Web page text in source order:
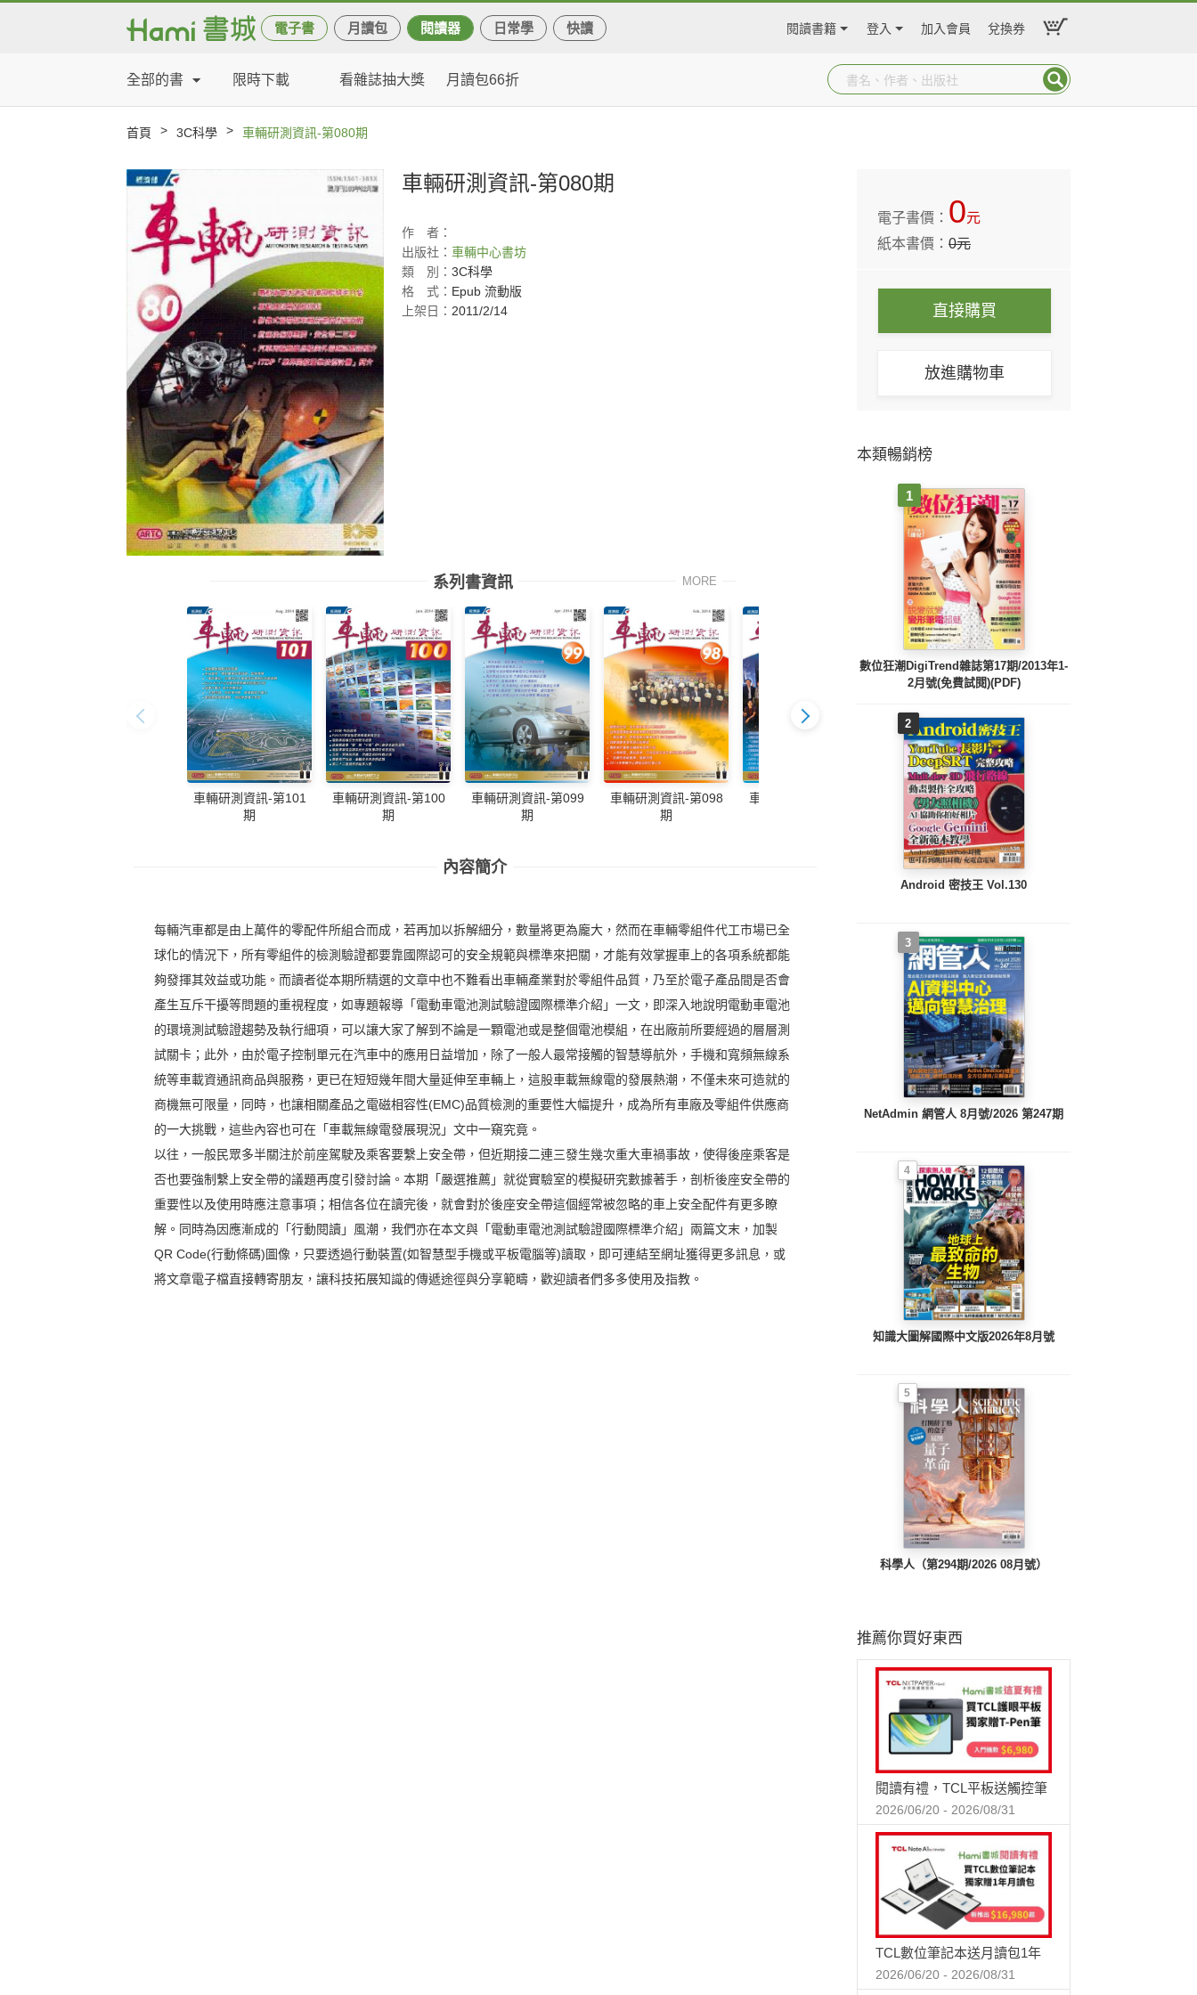
電子書 月讀包 閱讀器 日常學 快讀 閱讀書籍 登入 加入會員 兌換券
全部的書 限時下載 看雜誌抽大獎 月讀包66折
首頁 > 3C科學 > 車輛研測資訊-第080期
車輛研測資訊-第080期
作
者：
出版社： 車輛中心書坊
類
別： 3C科學
格
式： Epub 流動版
上架日： 2011/2/14
系列書資訊 MORE
車輛研測資訊-第101
期
車輛研測資訊-第100
期
車輛研測資訊-第099
期
車輛研測資訊-第098
期
車輛研測資訊-第097
車輛研測資訊-第096
期
內容簡介
每輛汽車都是由上萬件的零配件所組合而成，若再加以拆解細分，數量將更為龐大，然而在車輛零組件代工市場已全
球化的情況下，所有零組件的檢測驗證都要靠國際認可的安全規範與標準來把關，才能有效掌握車上的各項系統都能
夠發揮其效益或功能。而讀者從本期所精選的文章中也不難看出車輛產業對於零組件品質，乃至於電子產品間是否會
產生互斥干擾等問題的重視程度，如專題報導「電動車電池測試驗證國際標準介紹」一文，即深入地說明電動車電池
的環境測試驗證趨勢及執行細項，可以讓大家了解到不論是一顆電池或是整個電池模組，在出廠前所要經過的層層測
試關卡；此外，由於電子控制單元在汽車中的應用日益增加，除了一般人最常接觸的智慧導航外，手機和寬頻無線系
統等車載資通訊商品與服務，更已在短短幾年間大量延伸至車輛上，這股車載無線電的發展熱潮，不僅未來可造就的
商機無可限量，同時，也讓相關產品之電磁相容性(EMC)品質檢測的重要性大幅提升，成為所有車廠及零組件供應商
的一大挑戰，這些內容也可在「車載無線電發展現況」文中一窺究竟。
以往，一般民眾多半關注於前座駕駛及乘客要繫上安全帶，但近期接二連三發生幾次重大車禍事故，使得後座乘客是
否也要強制繫上安全帶的議題再度引發討論。本期「嚴選推薦」就從實驗室的模擬研究數據著手，剖析後座安全帶的
重要性以及使用時應注意事項；相信各位在讀完後，就會對於後座安全帶這個經常被忽略的車上安全配件有更多瞭
解。同時為因應漸成的「行動閱讀」風潮，我們亦在本文與「電動車電池測試驗證國際標準介紹」兩篇文末，加製
QR Code(行動條碼)圖像，只要透過行動裝置(如智慧型手機或平板電腦等)讀取，即可連結至網址獲得更多訊息，或
將文章電子檔直接轉寄朋友，讓科技拓展知識的傳遞途徑與分享範疇，歡迎讀者們多多使用及指教。
電子書價： 0元
紙本書價：0元
直接購買
放進購物車
本類暢銷榜
1
數位狂潮DigiTrend雜誌第17期/2013年1-
2月號(免費試閱)(PDF)
2
Android 密技王 Vol.130
3
NetAdmin 網管人 8月號/2026 第247期
4
知識大圖解國際中文版2026年8月號
5
科學人（第294期/2026 08月號）
推薦你買好東西
閱讀有禮，TCL平板送觸控筆
2026/06/20 - 2026/08/31
TCL數位筆記本送月讀包1年
2026/06/20 - 2026/08/31